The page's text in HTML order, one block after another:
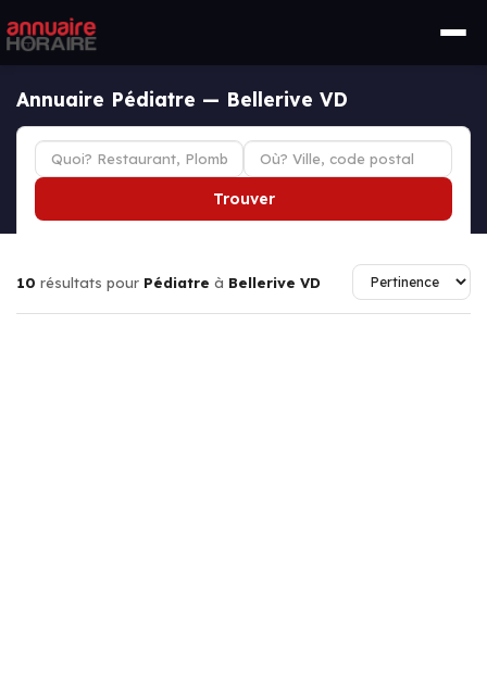
Annuaire Pédiatre — Bellerive VD
Trouver
10 résultats pour Pédiatre à Bellerive VD